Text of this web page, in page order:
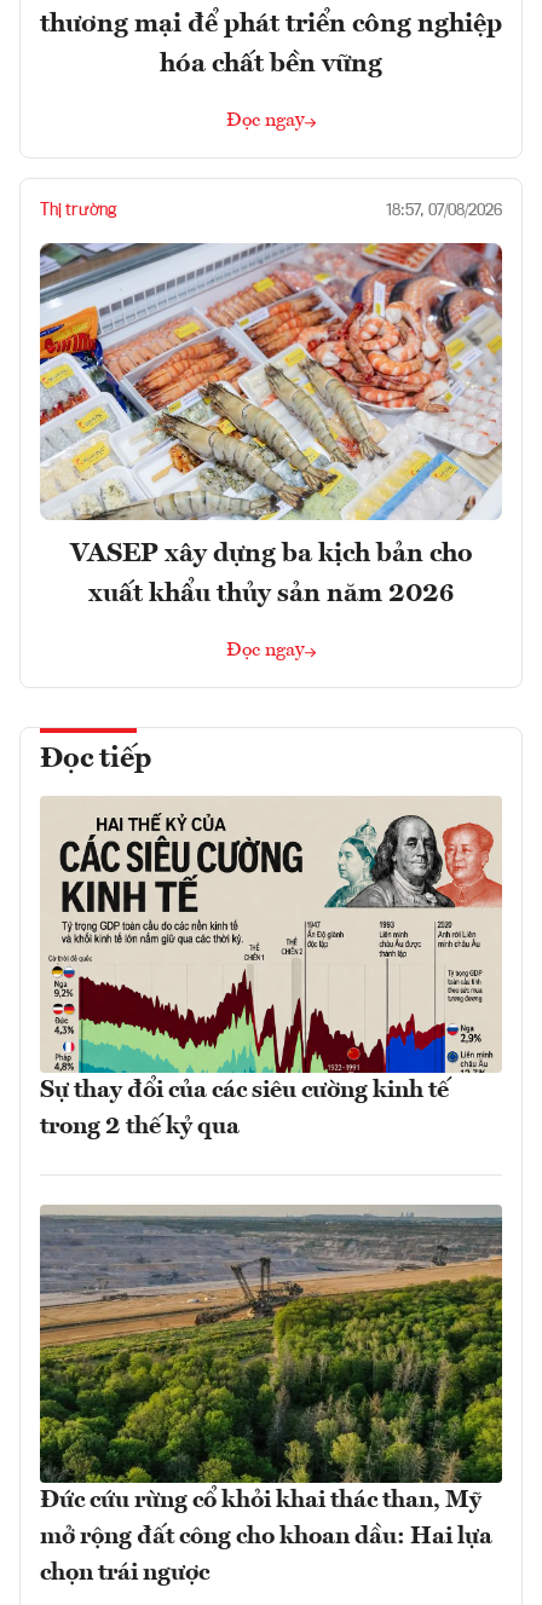
thương mại để phát triển công nghiệp
hóa chất bền vững
Đọc ngay
Thị trường 18:57, 07/08/2026
VASEP xây dựng ba kịch bản cho
xuất khẩu thủy sản năm 2026
Đọc ngay
Đọc tiếp
Sự thay đổi của các siêu cường kinh tế
trong 2 thế kỷ qua
Đức cứu rừng cổ khỏi khai thác than, Mỹ
mở rộng đất công cho khoan dầu: Hai lựa
chọn trái ngược